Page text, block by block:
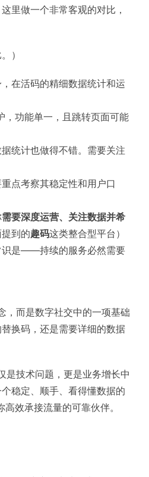
里做一个非常客观的对比，
）
在活码的精细数据统计和运
，功能单一，且跳转页面可能
统计也做得不错。需要关注
点考察其稳定性和用户口
需要深度运营、关注数据并希
到的趣码这类整合型平台）
识是——持续的服务必然需要
，而是数字社交中的一项基础
换码，还是需要详细的数据
是技术问题，更是业务增长中
稳定、顺手、看得懂数据的
效承接流量的可靠伙伴。